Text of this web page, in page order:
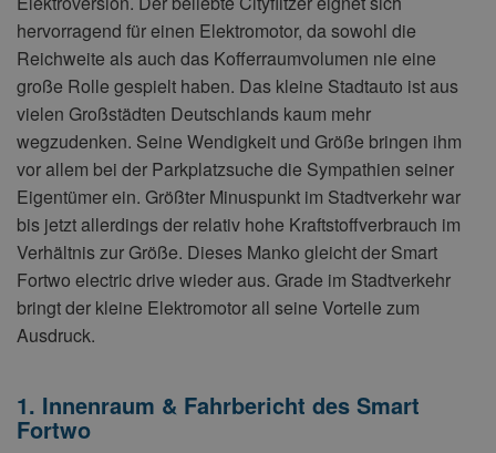
hervorragend für einen Elektromotor, da sowohl die
Reichweite als auch das Kofferraumvolumen nie eine
große Rolle gespielt haben. Das kleine Stadtauto ist aus
vielen Großstädten Deutschlands kaum mehr
wegzudenken. Seine Wendigkeit und Größe bringen ihm
vor allem bei der Parkplatzsuche die Sympathien seiner
Eigentümer ein. Größter Minuspunkt im Stadtverkehr war
bis jetzt allerdings der relativ hohe Kraftstoffverbrauch im
Verhältnis zur Größe. Dieses Manko gleicht der Smart
Fortwo electric drive wieder aus. Grade im Stadtverkehr
bringt der kleine Elektromotor all seine Vorteile zum
Ausdruck.
1. Innenraum & Fahrbericht des Smart
Fortwo